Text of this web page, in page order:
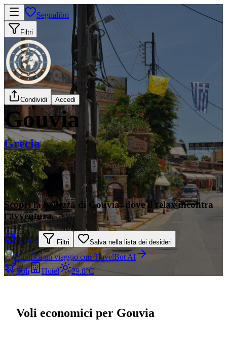
Segnalibri
Filtri
Condividi Accedi
Gouvia
Grecia
Scopri la bellezza di Gouvia: dove il relax incontra
l'avventura.
Giralo Filtri Salva nella lista dei desideri
Pianifica un viaggio con TravelBot AI
Voli
Hotel 29.8°C
Voli economici per Gouvia